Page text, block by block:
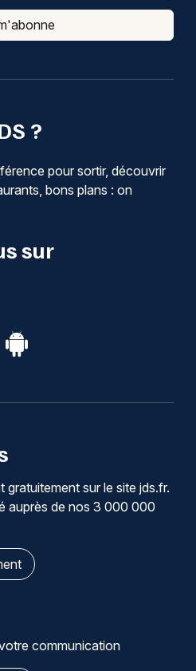
?
pour sortir, découvrir
bons plans : on
sur
sur le site jds.fr.
auprès de nos 3 000 000
communication